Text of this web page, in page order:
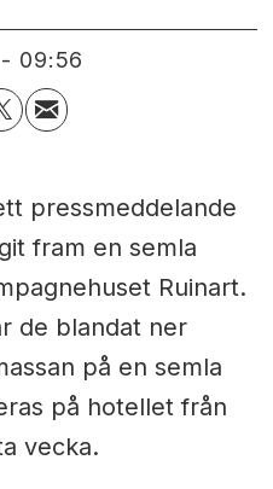
- 09:56
pressmeddelande
fram en semla
Ruinart.
de blandat ner
på en semla
på hotellet från
vecka.